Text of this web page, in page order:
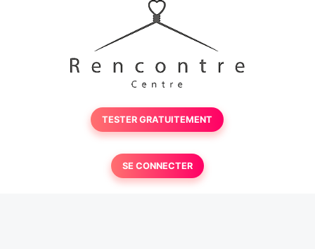
TESTER GRATUITEMENT
SE CONNECTER